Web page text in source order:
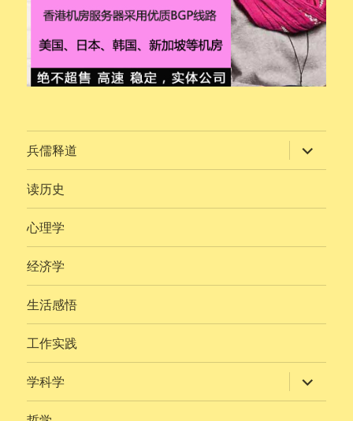
兵儒释道 展
开
子
读历史
心理学
经济学
生活感悟
工作实践
学科学 展
开
子